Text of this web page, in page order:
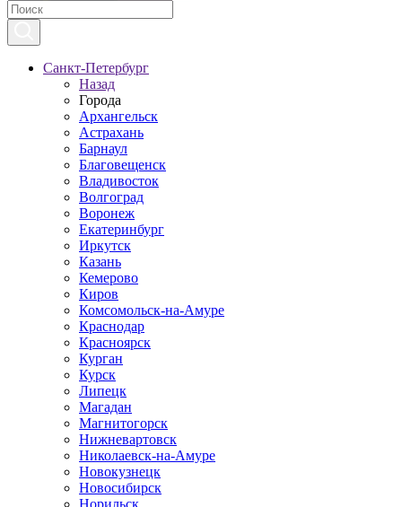
Санкт-Петербург
Назад
Города
Архангельск
Астрахань
Барнаул
Благовещенск
Владивосток
Волгоград
Воронеж
Екатеринбург
Иркутск
Казань
Кемерово
Киров
Комсомольск-на-Амуре
Краснодар
Красноярск
Курган
Курск
Липецк
Магадан
Магнитогорск
Нижневартовск
Николаевск-на-Амуре
Новокузнецк
Новосибирск
Норильск